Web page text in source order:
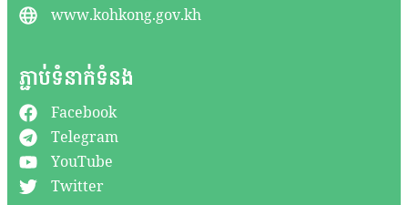
www.kohkong.gov.kh
ភ្ជាប់ទំនាក់ទំនង
Facebook
Telegram
YouTube
Twitter